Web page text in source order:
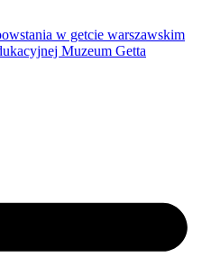
w getcie warszawskim
Muzeum Getta